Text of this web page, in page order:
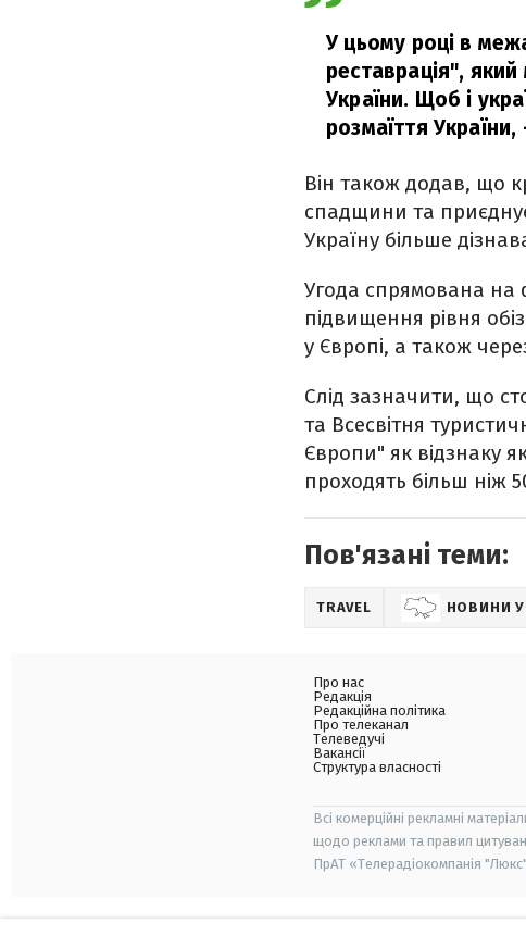
У цьому році в
реставрація", який
України. Щоб і
розмаїття
Він також додав, що
спадщини та
Україну більше
Угода спрямована на
підвищення рівня
у Європі, а також
Слід зазначити, що
та Всесвітня
Європи" як відзнаку
проходять більш ніж
Пов'язані теми:
TRAVEL НОВИНИ
Про нас
Редакція
Редакційна політика
Про телеканал
Телеведучі
Вакансії
Структура власності
Всі комерційні рекламні
щодо реклами та правил
ПрАТ «Телерадіокомпанія